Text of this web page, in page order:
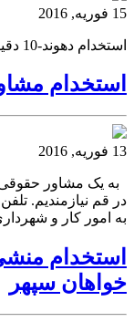
15 فوریه, 2016
استخدام دهوند-10 دقیقه پیش دانلود سریال و آهنگ افق
استخدام
13 فوریه, 2016
به یک مشاور
به امور کار و
استخدام
خواهان سپهر